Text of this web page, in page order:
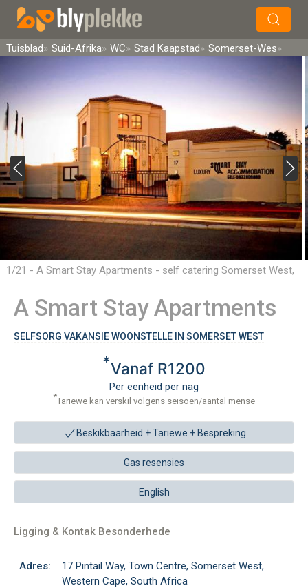
Soek
Tuisblad Suid-Afrika WC Stad Kaapstad Somerset-Wes
1/21 - A Smart Stay Apartments - self catering Somerset West,
A Smart Stay Apartments
SELFSORG VAKANSIE WOONSTELLE IN SOMERSET WEST
*Vanaf R1200
Per eenheid per nag
*Tariewe kan verskil volgens seisoen/aantal mense
Beskikbaarheid + Tariewe + Bespreking
Gas resensies
English
Ligging & Kontak Besonderhede
Adres:
17 Pintail Way, Town Centre, Somerset West,
Western Cape, South Africa